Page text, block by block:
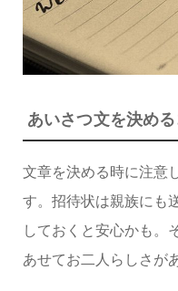
あいさつ文を決め
文章を決める時に注意
す。招待状は親族にも
しておくと安心かも。
あせてお二人らしさが